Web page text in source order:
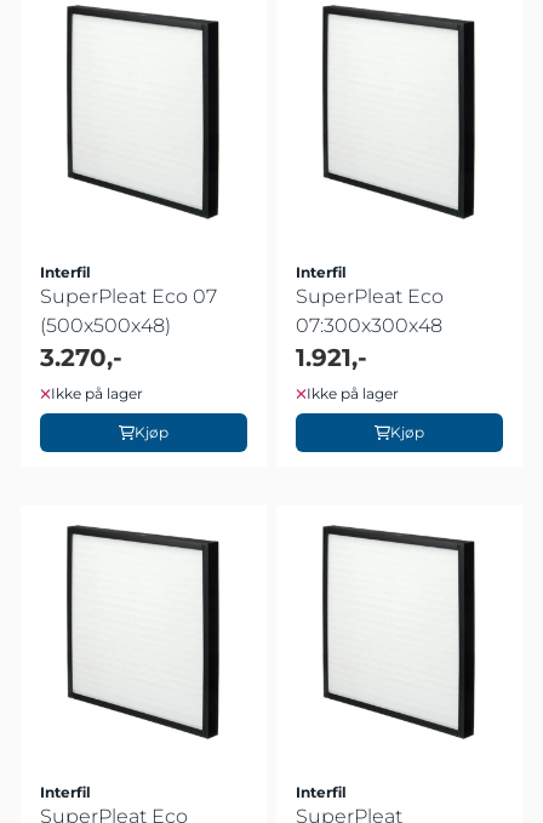
Interfil
SuperPleat Eco 07
(500x500x48)
3.270,-
Ikke på lager
Kjøp
Interfil
SuperPleat Eco
07:300x300x48
1.921,-
Ikke på lager
Kjøp
Interfil
SuperPleat Eco
Interfil
SuperPleat